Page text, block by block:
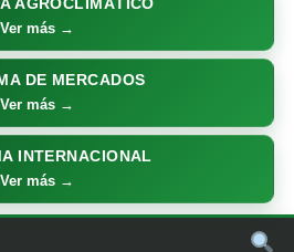
AGROCLIMÁTICO
Ver más →
DE MERCADOS
Ver más →
INTERNACIONAL
Ver más →